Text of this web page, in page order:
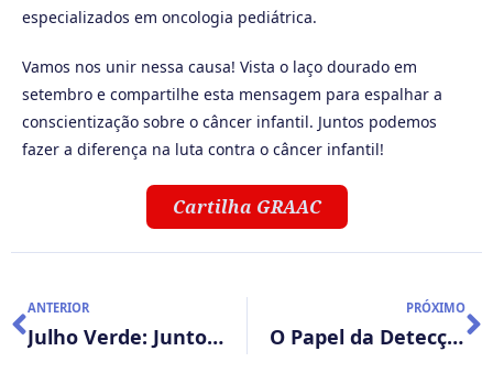
especializados em oncologia pediátrica.
Vamos nos unir nessa causa! Vista o laço dourado em
setembro e compartilhe esta mensagem para espalhar a
conscientização sobre o câncer infantil. Juntos podemos
fazer a diferença na luta contra o câncer infantil!
Cartilha GRAAC
ANTERIOR
Julho Verde: Juntos na conscientização do câncer de cabeça e pescoço
PRÓXIMO
O Papel da Detecção do HER2 por Imuno-histoquímica no Câncer de Mama